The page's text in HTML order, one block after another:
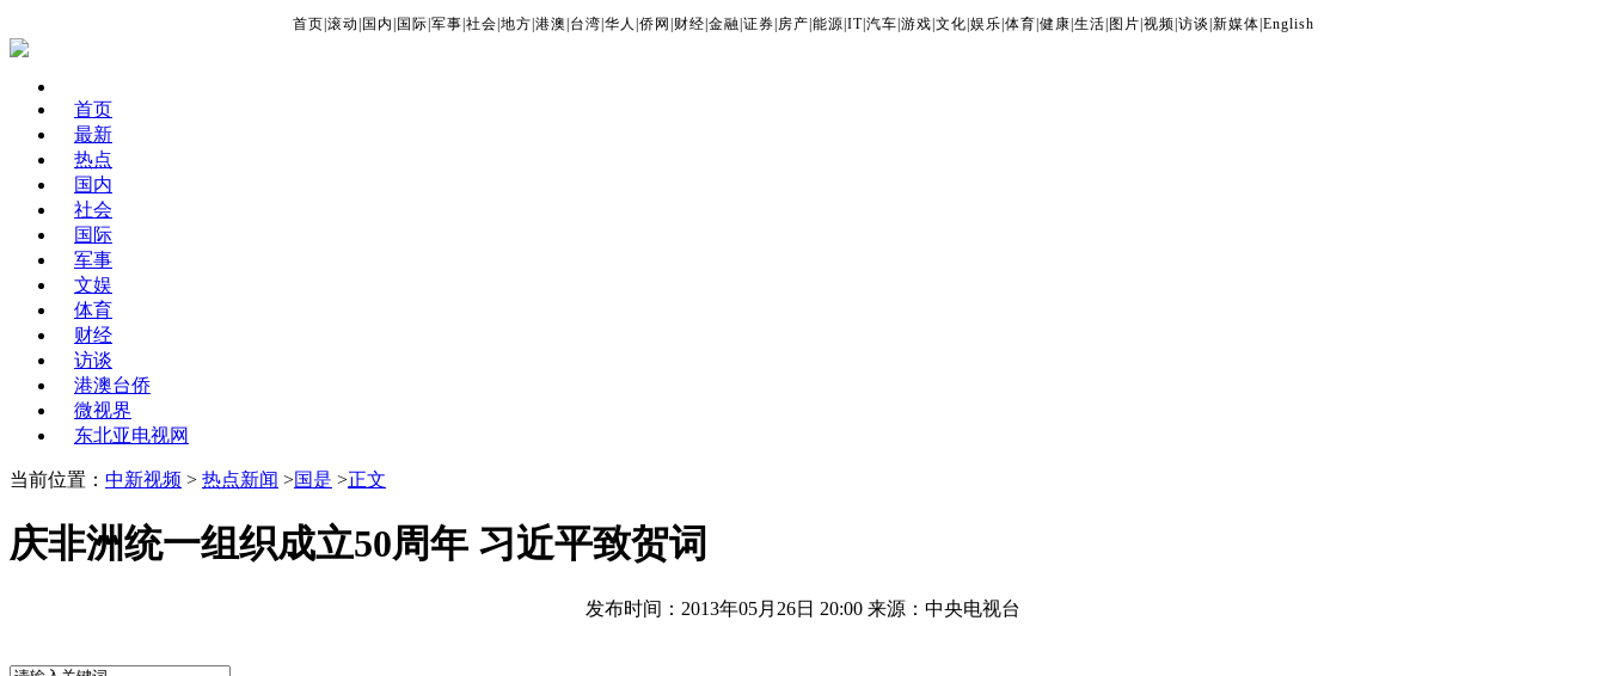
首页 滚动 国内 国际 军事 社会 地方 港澳 台湾 华人 侨网 财经 金融 证券 房产 能源 IT| 汽车 游戏 文化 娱乐 体育 健康 生活 图片 视频 访谈 新媒体 English
首页
最新
热点
国内
社会
国际
军事
文娱
体育
财经
访谈
港澳台侨
微视界
东北亚电视网
当前位置： 中新视频 > 热点新闻 >国是 >正文
庆非洲统一组织成立50周年 习近平致贺词
发布时间：2013年05月26日 20:00 来源：中央电视台